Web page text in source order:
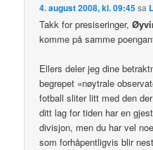
4. august 2008, kl. 09:45sa
Takk for presiseringer,
komme på samme
Ellers deler jeg dine
begrepet «nøytrale
fotball sliter litt med den
ditt lag for tiden har en
divisjon, men du har vel
som forhåpentligvis blir